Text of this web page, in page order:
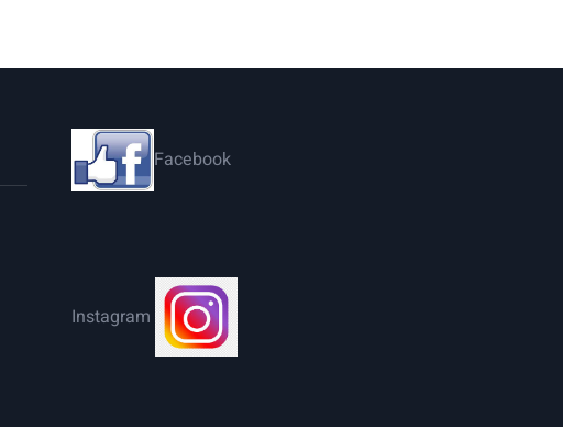
Facebook
Instagram